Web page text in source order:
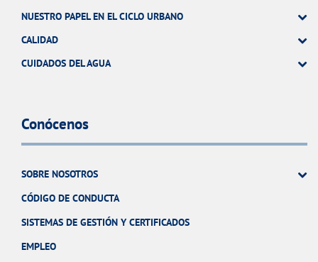
NUESTRO PAPEL EN EL CICLO URBANO
CALIDAD
CUIDADOS DEL AGUA
Conócenos
SOBRE NOSOTROS
CÓDIGO DE CONDUCTA
SISTEMAS DE GESTIÓN Y CERTIFICADOS
EMPLEO